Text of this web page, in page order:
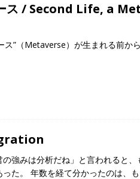
ス / Second Life, a
”（Metaverse）が生まれる前か
強みは分析だね」と言われると
た。 年数を経て分かったのは、